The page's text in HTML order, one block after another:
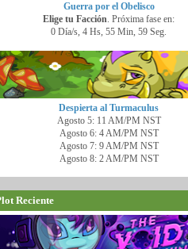
Guerra por el Obelisco
Elige tu Facción. Próxima fase en:
0 Día/s, 4 Hs, 55 Min, 58 Seg.
Despierta al Turmaculus
Agosto 5: 11 AM/PM NST
Agosto 6: 4 AM/PM NST
Agosto 7: 9 AM/PM NST
Agosto 8: 2 AM/PM NST
Reciente